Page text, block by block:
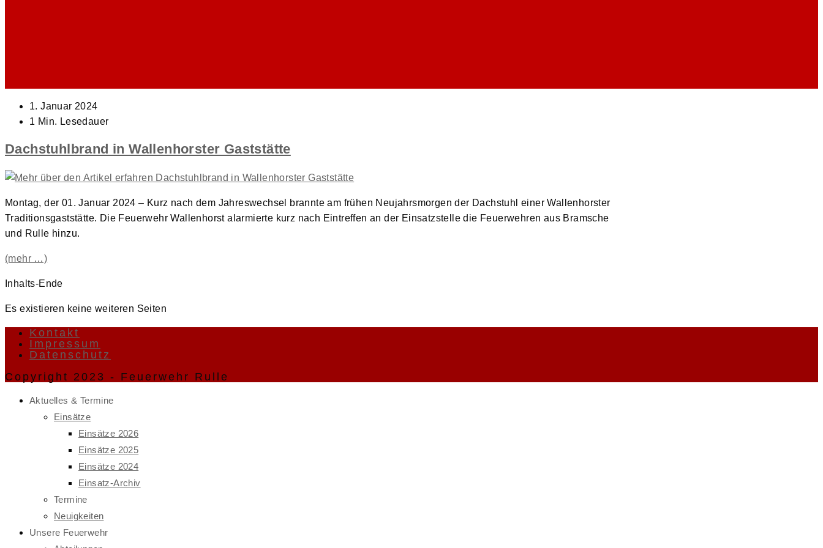
Beitrag
veröffentlicht:
1. Januar 2024
Lesedauer:
1 Min. Lesedauer
Dachstuhlbrand in Wallenhorster Gaststätte
Montag, der 01. Januar 2024 – Kurz nach dem Jahreswechsel brannte am frühen Neujahrsmorgen der Dachstuhl einer Wallenhorster
Traditionsgaststätte. Die Feuerwehr Wallenhorst alarmierte kurz nach Eintreffen an der Einsatzstelle die Feuerwehren aus Bramsche
und Rulle hinzu.
(mehr …)
Inhalts-Ende
Es existieren keine weiteren Seiten
Kontakt
Impressum
Datenschutz
Copyright 2023 - Feuerwehr Rulle
Aktuelles & Termine
Einsätze
Einsätze 2026
Einsätze 2025
Einsätze 2024
Einsatz-Archiv
Termine
Neuigkeiten
Unsere Feuerwehr